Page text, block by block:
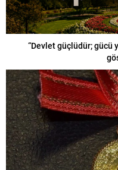
“Devlet güçlüdür; gücü